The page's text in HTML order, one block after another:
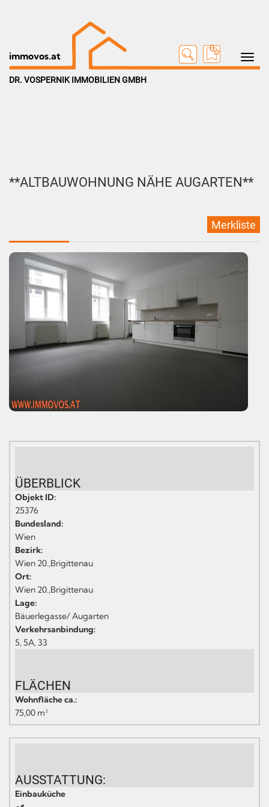
Toggle
immovos.at
0
DR. VOSPERNIK IMMOBILIEN GMBH
**ALTBAUWOHNUNG NÄHE AUGARTEN**
Merkliste
ÜBERBLICK
Objekt ID:
25376
Bundesland:
Wien
Bezirk:
Wien 20.,Brigittenau
Ort:
Wien 20.,Brigittenau
Lage:
Bäuerlegasse/ Augarten
Verkehrsanbindung:
5, 5A, 33
FLÄCHEN
Wohnfläche ca.:
75,00 m²
AUSSTATTUNG:
Einbauküche